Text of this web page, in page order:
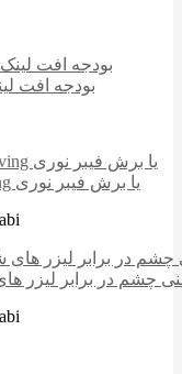
بودجه افت
نکات کلیو Cleaving یا برش فیبر نوری
چشم در برابر لیزر